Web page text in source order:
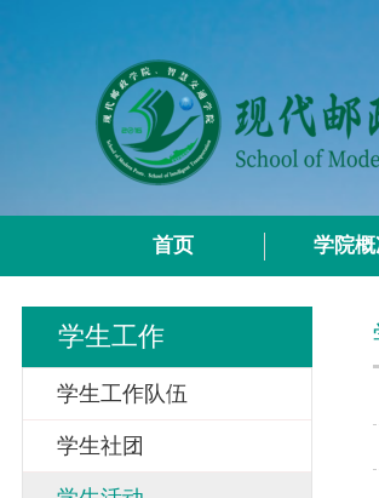
首页 学院
学生工作
学生工作队伍
学生社团